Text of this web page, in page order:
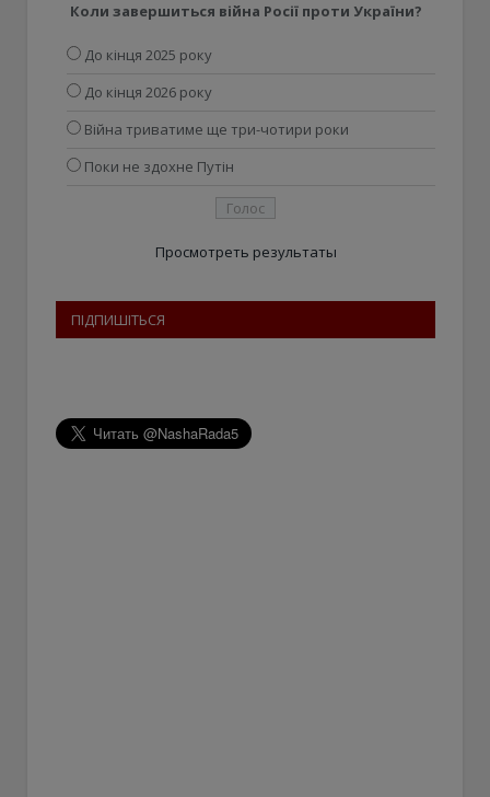
Коли завершиться війна Росії проти України?
До кінця 2025 року
До кінця 2026 року
Війна триватиме ще три-чотири роки
Поки не здохне Путін
Просмотреть результаты
ПІДПИШІТЬСЯ